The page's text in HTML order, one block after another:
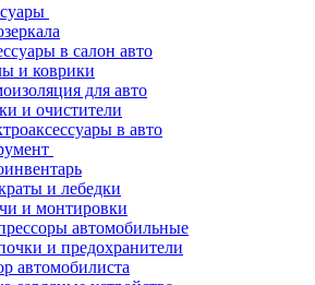
в салон авто
и коврики
для авто
и очистители
в авто
и лебедки
и монтировки
автомобильные
и предохранители
автомобилиста